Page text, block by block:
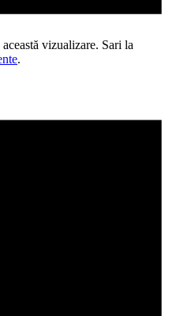
vizualizare. Sari la
.